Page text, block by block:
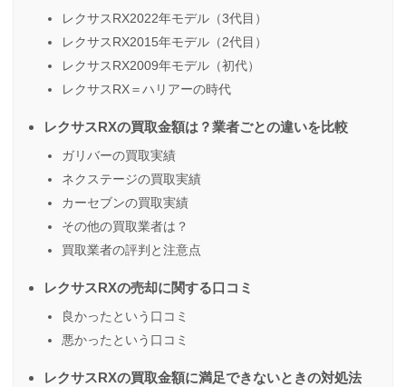
レクサスRX2022年モデル（3代目）
レクサスRX2015年モデル（2代目）
レクサスRX2009年モデル（初代）
レクサスRX＝ハリアーの時代
レクサスRXの買取金額は？業者ごとの違いを比較
ガリバーの買取実績
ネクステージの買取実績
カーセブンの買取実績
その他の買取業者は？
買取業者の評判と注意点
レクサスRXの売却に関する口コミ
良かったという口コミ
悪かったという口コミ
レクサスRXの買取金額に満足できないときの対処法